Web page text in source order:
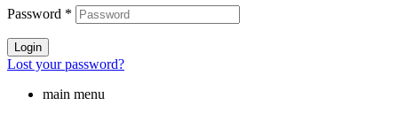
Password *
Login
Lost your password?
main menu